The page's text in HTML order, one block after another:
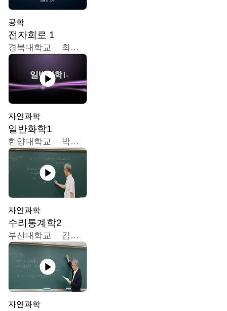
공학
전자회로 1
경북대학교 최병조
자연과학
일반화학1
한양대학교 박경호
자연과학
수리통계학2
부산대학교 김충락
자연과학